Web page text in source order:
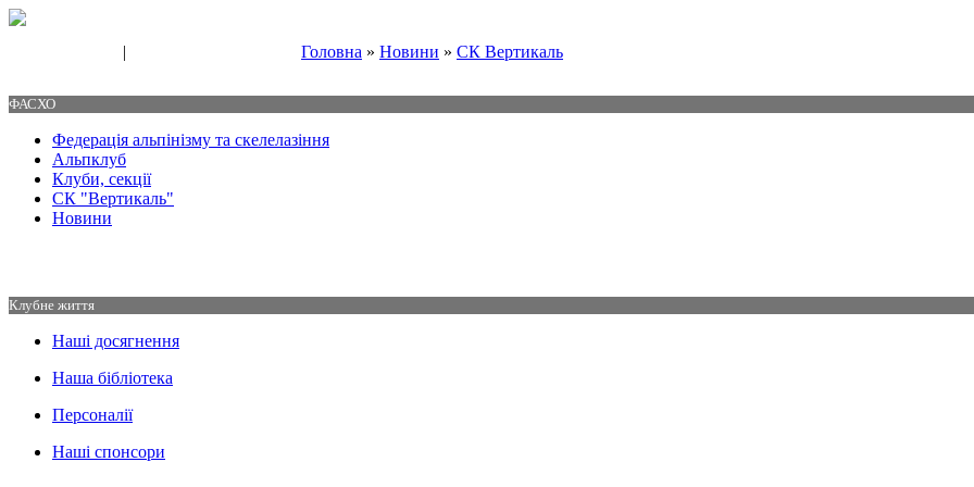
| Головна » Новини » СК Вертикаль
ФАСХО
Федерація альпінізму та скелелазіння
Альпклуб
Клуби, секції
СК "Вертикаль"
Новини
Клубне життя
Наші досягнення
Наша бібліотека
Персоналії
Наші спонсори